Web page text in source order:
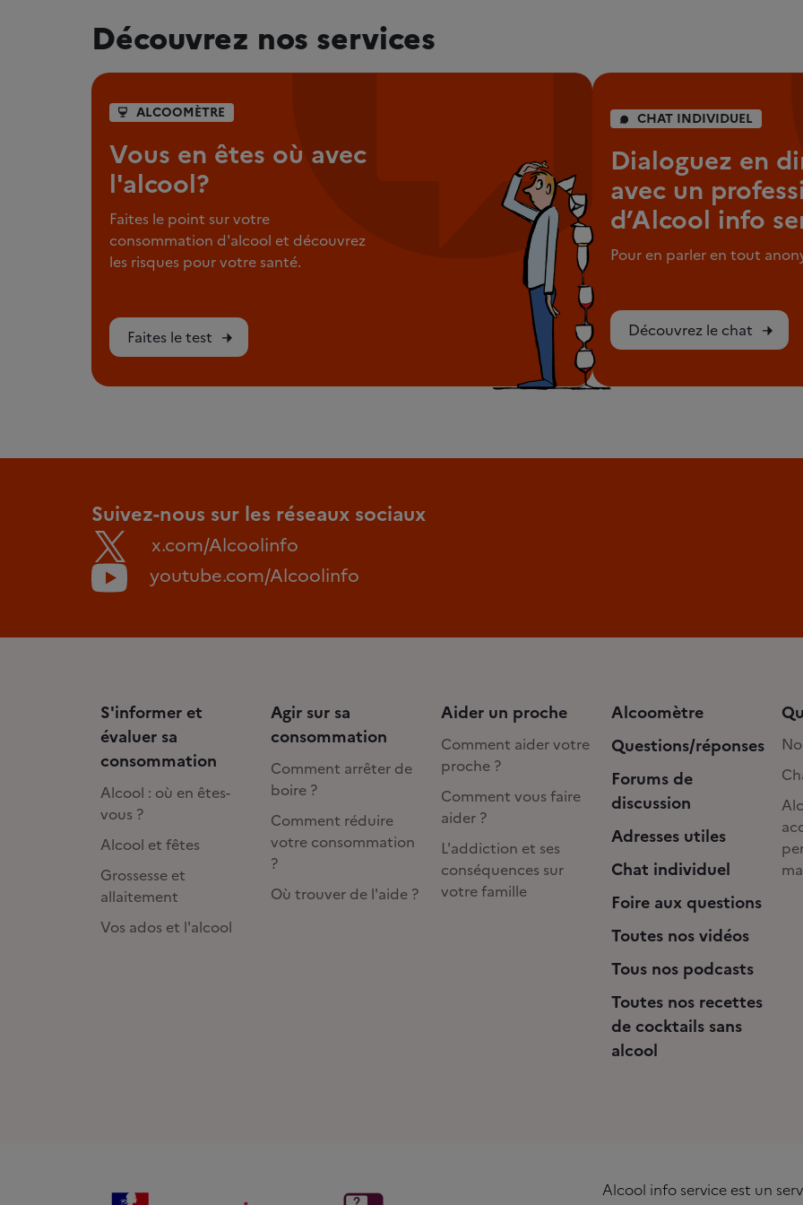
Découvrez nos services
ALCOOMÈTRE
Vous en êtes où avec
l'alcool?
Faites le point sur votre
consommation d'alcool et découvrez
les risques pour votre santé.
Faites le test
CHAT INDIVIDUEL
Dialoguez en
avec un
d’Alcool info
Pour en parler en tout
Découvrez le chat
Suivez-nous sur les réseaux sociaux
x.com/Alcoolinfo
youtube.com/Alcoolinfo
S'informer et
évaluer sa
consommation
Alcool : où en êtes-
vous ?
Alcool et fêtes
Grossesse et
allaitement
Vos ados et l'alcool
Agir sur sa
consommation
Comment arrêter de
boire ?
Comment réduire
votre consommation
?
Où trouver de l'aide ?
Aider un proche
Comment aider votre
proche ?
Comment vous faire
aider ?
L'addiction et ses
conséquences sur
votre famille
Alcoomètre
Questions/réponses
Forums de
discussion
Adresses utiles
Chat individuel
Foire aux questions
Toutes nos vidéos
Tous nos podcasts
Toutes nos recettes
de cocktails sans
alcool
Alcool info service est un